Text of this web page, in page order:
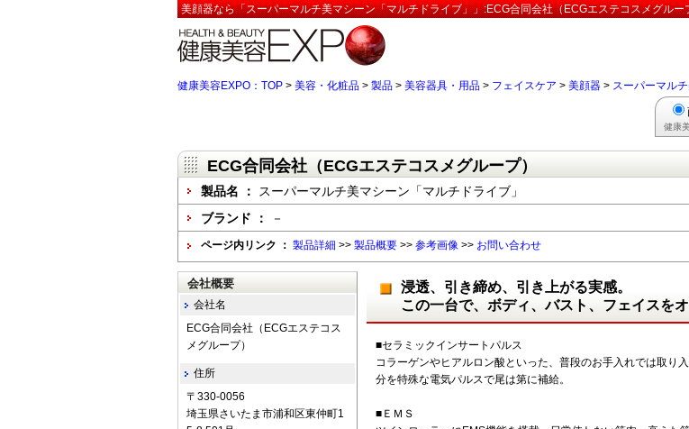
美顔器なら「スーパーマルチ美マシーン「マルチドライブ」」:ECG合同会社（ECGエステコスメグルー
健康美容EXPO：TOP > 美容・化粧品 > 製品 > 美容器具・用品 > フェイスケア > 美顔器 > スーパーマル
健康
ECG合同会社（ECGエステコスメグループ）
製品名 ：
スーパーマルチ美マシーン「マルチドライブ」
ブランド ：
－
ページ内リンク ： 製品詳細 >> 製品概要 >> 参考画像 >> お問い合わせ
浸透、引き締め、引き上がる実感。
この一台で、ボディ、バスト、フェイスを
■セラミックインサートパルス
コラーゲンやヒアルロン酸といった、普段のお手入れでは取り
分を特殊な電気パルスで尾は第に補給。
■ＥＭＳ
会社概要
会社名
ECG合同会社（ECGエステコス
メグループ）
住所
〒330-0056
埼玉県さいたま市浦和区東仲町1